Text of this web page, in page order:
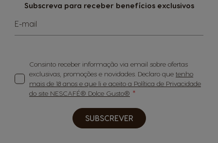
Subscreva para receber benefícios exclusivos
E-mail
Consinto receber informação via email sobre ofertas
exclusivas, promoções e novidades. Declaro que tenho
mais de 18 anos e que li e aceito a Política de Privacidade
do site NESCAFÉ® Dolce Gusto®
SUBSCREVER